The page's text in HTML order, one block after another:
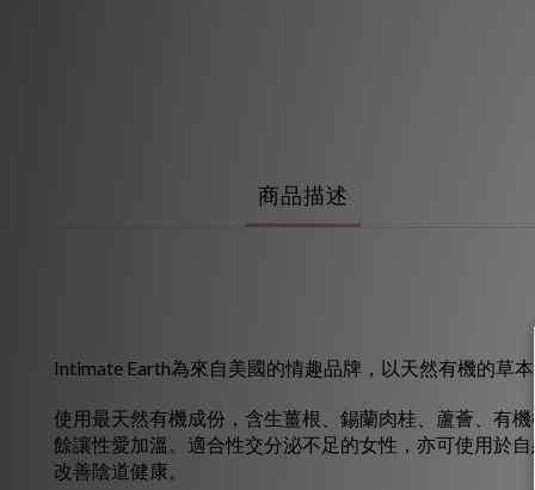
商品描述
Intimate Earth為來自美國的情趣品牌，以天然有機的草
使用最天然有機成份，含生薑根、錫蘭肉桂、蘆薈、有
餘讓性愛加溫。適合性交分泌不足的女性，亦可使用於
改善陰道健康。